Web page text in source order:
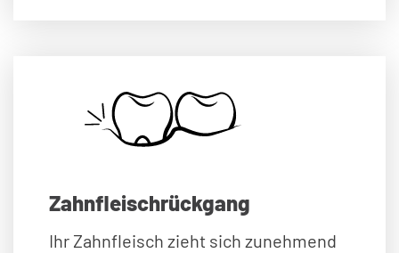
Zahnfleischrückgang
Ihr Zahnfleisch zieht sich zunehmend